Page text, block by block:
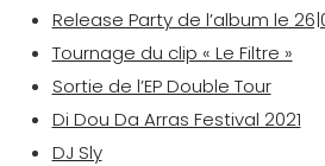
Release Party de l’album le
Tournage du clip « Le Filtre »
Sortie de l’EP Double Tour
Di Dou Da Arras Festival 2021
DJ Sly